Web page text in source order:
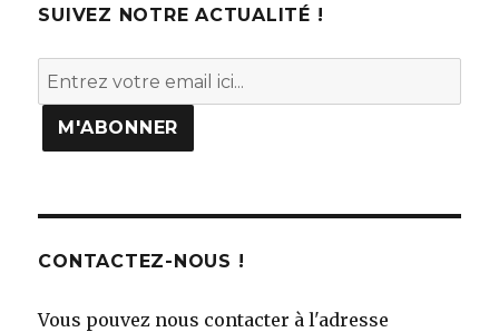
SUIVEZ NOTRE ACTUALITÉ !
CONTACTEZ-NOUS !
Vous pouvez nous contacter à l'adresse